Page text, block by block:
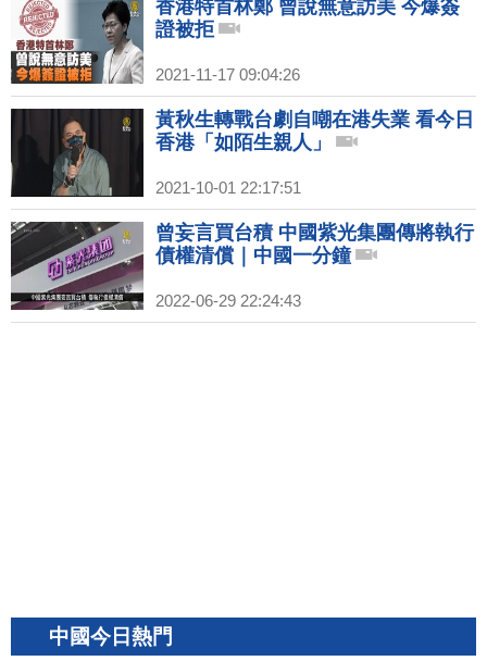
香港特首林鄭 曾說無意訪美 今爆簽
證被拒
2021-11-17 09:04:26
黃秋生轉戰台劇自嘲在港失業 看今日
香港「如陌生親人」
2021-10-01 22:17:51
曾妄言買台積 中國紫光集團傳將執行
債權清償｜中國一分鐘
2022-06-29 22:24:43
中國今日熱門